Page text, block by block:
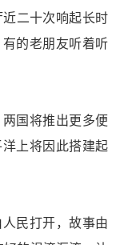
二十次响起长时
的老朋友听着听
国将推出更多便
上将因此搭建起
民打开，故事由